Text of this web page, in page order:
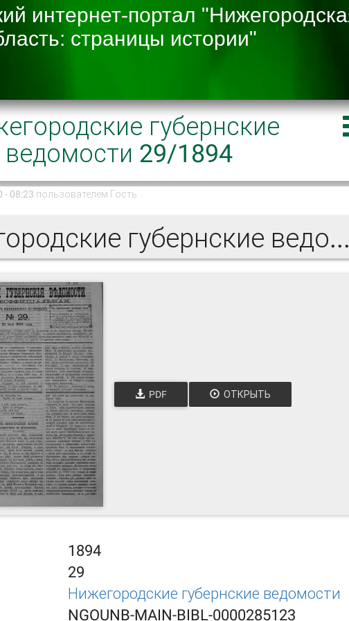
губернские
ведомости 29/1894
08:23 пользователем Гость
Нижегородские губернские ведомости 1894
PDF ОТКРЫТЬ
1894
29
Нижегородские губернские ведомости
NGOUNB-MAIN-BIBL-0000285123